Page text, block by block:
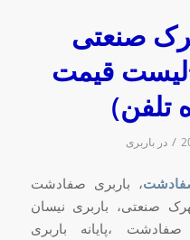
صنعتی
قیمت
تلفن)
/ درباربری
، باربری صفادشت
صنعتی، باربری نیسان
،پایانه باربری